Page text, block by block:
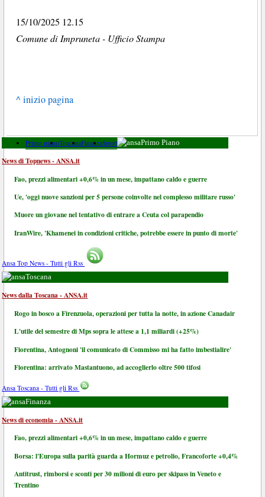
15/10/2025 12.15
Comune di Impruneta - Ufficio Stampa
^ inizio pagina
Primo pianoToscanaFinanzaSport Primo Piano
News di Topnews - ANSA.it
Fao, prezzi alimentari +0,6% in un mese, impattano caldo e guerre
Ue, 'oggi nuove sanzioni per 5 persone coinvolte nel complesso militare russo'
Muore un giovane nel tentativo di entrare a Ceuta col parapendio
IranWire, 'Khamenei in condizioni critiche, potrebbe essere in punto di morte'
Ansa Top News - Tutti gli Rss
Toscana
News dalla Toscana - ANSA.it
Rogo in bosco a Firenzuola, operazioni per tutta la notte, in azione Canadair
L'utile del semestre di Mps sopra le attese a 1,1 miliardi (+25%)
Fiorentina, Antognoni 'il comunicato di Commisso mi ha fatto imbestialire'
Fiorentina: arrivato Mastantuono, ad accoglierlo oltre 500 tifosi
Ansa Toscana - Tutti gli Rss
Finanza
News di economia - ANSA.it
Fao, prezzi alimentari +0,6% in un mese, impattano caldo e guerre
Borsa: l'Europa sulla parità guarda a Hormuz e petrolio, Francoforte +0,4%
Antitrust, rimborsi e sconti per 30 milioni di euro per skipass in Veneto e
Trentino